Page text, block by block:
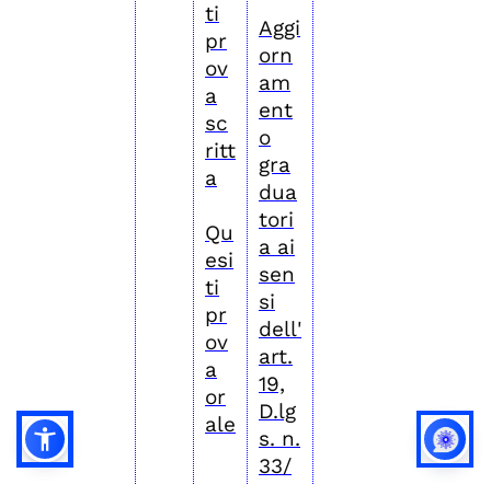
ti
pr
ov
a
sc
ritt
a
Qu
esi
ti
pr
ov
a
or
ale
Aggi
orn
am
ent
o
gra
dua
tori
a ai
sen
si
dell'
art.
19,
D.lg
s. n.
33/